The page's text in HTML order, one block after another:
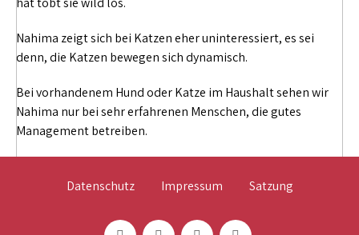
Nahima zeigt sich bei Katzen eher uninteressiert, es sei
denn, die Katzen bewegen sich dynamisch.
Bei vorhandenem Hund oder Katze im Haushalt sehen wir
Nahima nur bei sehr erfahrenen Menschen, die gutes
Management betreiben.
Datenschutz Impressum Satzung